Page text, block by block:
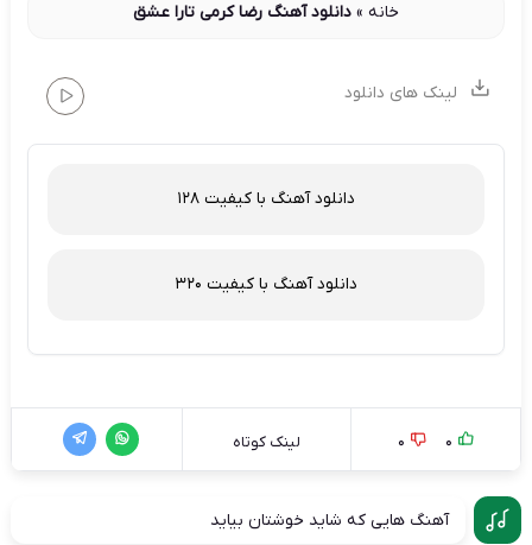
خانه» دانلود آهنگ رضا کرمی تارا عشق
لینک های دانلود
دانلود آهنگ با کیفیت 128
دانلود آهنگ با کیفیت 320
0
0 لینک کوتاه
آهنگ هایی که شاید خوشتان بیاید